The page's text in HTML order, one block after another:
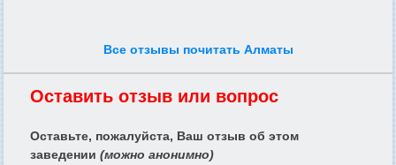
Все отзывы почитать Алматы
Оставить отзыв или вопрос
Оставьте, пожалуйста, Ваш отзыв об этом
заведении (можно анонимно)